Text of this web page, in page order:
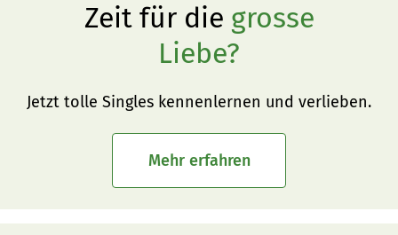
Zeit für die grosse
Liebe?
Jetzt tolle Singles kennenlernen und verlieben.
Mehr erfahren